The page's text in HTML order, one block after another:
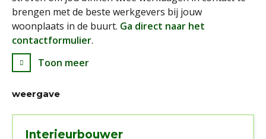
brengen met de beste werkgevers bij jouw
woonplaats in de buurt. Ga direct naar het
contactformulier.
Toon meer
weergave
Interieurbouwer